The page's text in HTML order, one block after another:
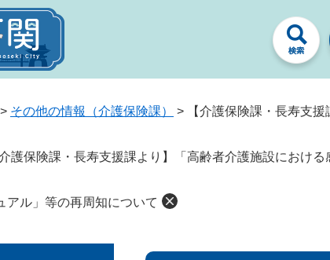
> その他の情報（介護保険課） >
【介護保険課・長寿支援
介護保険課・長寿支援課より】「高齢者介護施設における
アル」等の再周知について